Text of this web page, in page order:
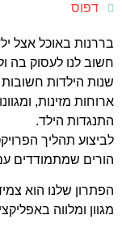
דפוס
בררנות באוכל אצל
חשוב לנו לעסוק בה
שנות הילדות חשובות
ארוחות מזינות,
התנגדות הילד.
לביצוע תהליך
הורים שמתמודדים
הפתרון שלנו הוא
מגוון ומלווה